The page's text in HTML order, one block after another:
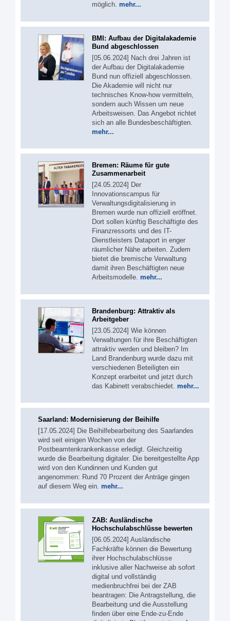
möglich. mehr...
BMI: Aufbau der Digitalakademie
Bund abgeschlossen
[05.06.2024] Nach drei Jahren ist
der Aufbau der Digitalakademie
Bund nun offiziell abgeschlossen.
Die Akademie will nicht nur
technisches Know-how vermitteln,
sondern auch Wissen um neue
Arbeitsweisen. Das Angebot richtet
sich an alle Bundesbeschäftigten.
mehr...
Bremen: Räume für gute
Zusammenarbeit
[24.05.2024] Der
Innovationscampus für
Verwaltungsdigitalisierung in
Bremen wurde nun offiziell eröffnet.
Dort sollen künftig Beschäftigte des
Finanzressorts und des IT-
Dienstleisters Dataport in enger
räumlicher Nähe arbeiten. Zudem
bietet die bremische Verwaltung
damit ihren Beschäftigten neue
Arbeitsmodelle. mehr...
Brandenburg: Attraktiv als
Arbeitgeber
[23.05.2024] Wie können
Verwaltungen für ihre Beschäftigten
attraktiv werden und bleiben? Im
Land Brandenburg wurde dazu mit
verschiedenen Beteiligten ein
Konzept erarbeitet und jetzt durch
das Kabinett verabschiedet. mehr...
Saarland: Modernisierung der Beihilfe
[17.05.2024] Die Beihilfebearbeitung des Saarlandes
wird seit einigen Wochen von der
Postbeamtenkrankenkasse erledigt. Gleichzeitig
wurde die Bearbeitung digitaler. Die bereitgestellte App
wird von den Kundinnen und Kunden gut
angenommen: Rund 70 Prozent der Anträge gingen
auf diesem Weg ein. mehr...
ZAB: Ausländische
Hochschulabschlüsse bewerten
[06.05.2024] Ausländische
Fachkräfte können die Bewertung
ihrer Hochschulabschlüsse
inklusive aller Nachweise ab sofort
digital und vollständig
medienbruchfrei bei der ZAB
beantragen: Die Antragstellung, die
Bearbeitung und die Ausstellung
finden über eine Ende-zu-Ende